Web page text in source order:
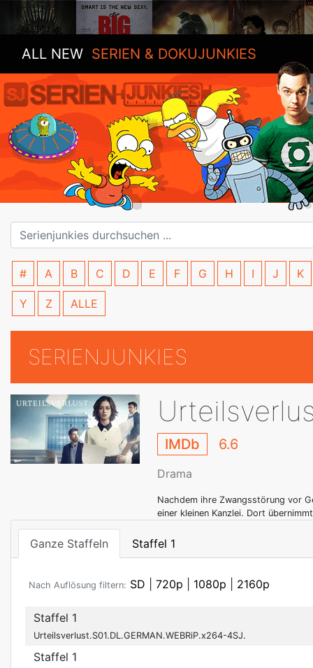
ALL NEW SERIEN & DOKUJUNKIES
# A B C D E F G H I J K
Y Z ALLE
SERIENJUNKIES
IMDb 6.6
Drama
Nachdem ihre Zwangsstörung vor
einer kleinen Kanzlei. Dort
Ganze Staffeln Staffel 1
Nach Auflösung filtern: SD 720p 1080p 2160p
Staffel 1
Urteilsverlust.S01.DL.GERMAN.WEBRiP.x264-4SJ.
Staffel 1